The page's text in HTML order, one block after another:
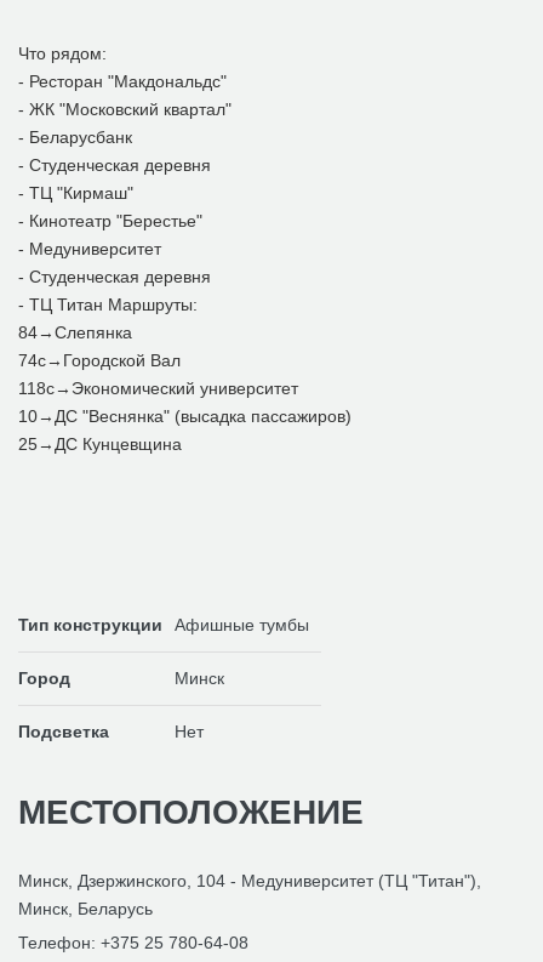
Что рядом:
- Ресторан "Макдональдс"
- ЖК "Московский квартал"
- Беларусбанк
- Студенческая деревня
- ТЦ "Кирмаш"
- Кинотеатр "Берестье"
- Медуниверситет
- Студенческая деревня
- ТЦ Титан Маршруты:
84→Слепянка
74c→Городской Вал
118с→Экономический университет
10→ДС "Веснянка" (высадка пассажиров)
25→ДС Кунцевщина
Тип конструкции Афишные тумбы
Город Минск
Подсветка Нет
МЕСТОПОЛОЖЕНИЕ
Минск, Дзержинского, 104 - Медуниверситет (ТЦ "Титан"),
Минск, Беларусь
Телефон: +375 25 780-64-08